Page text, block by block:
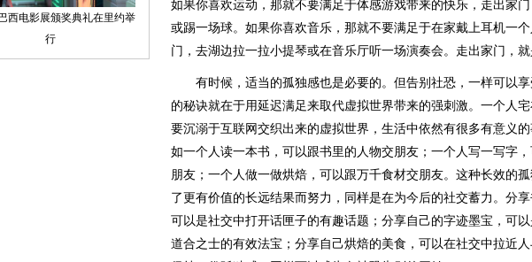
如果你喜欢运动，那就不要满足于体感游戏带来的快乐，走出家
或踢一场球。如果你喜欢音乐，那就不要满足于在家戴上耳机一
门，去湖边拉一拉小提琴或在音乐厅听一场演奏会。走出家门，就
有时候，适当的孤独感也是必要的。但告别社恐，一样可以享
的秘诀就在于用延迟满足来取代虚拟世界带来的强刺激。一个人
要沉溺于互联网交织出来的虚拟世界，生活中依然有很多有意义
如一个人读一本书，可以跟书里的人物交朋友；一个人写一写字
朋友；一个人做一做烘焙，可以跟万千食材交朋友。这种长效的
了更有价值的长远结果而努力，同样是在为今后的社交蓄力。分享
可以是社交中打开话匣子的有趣话题；分享自己的字迹墨宝，可
道合之士的有效法宝；分享自己烘焙的美食，可以在社交中拉近